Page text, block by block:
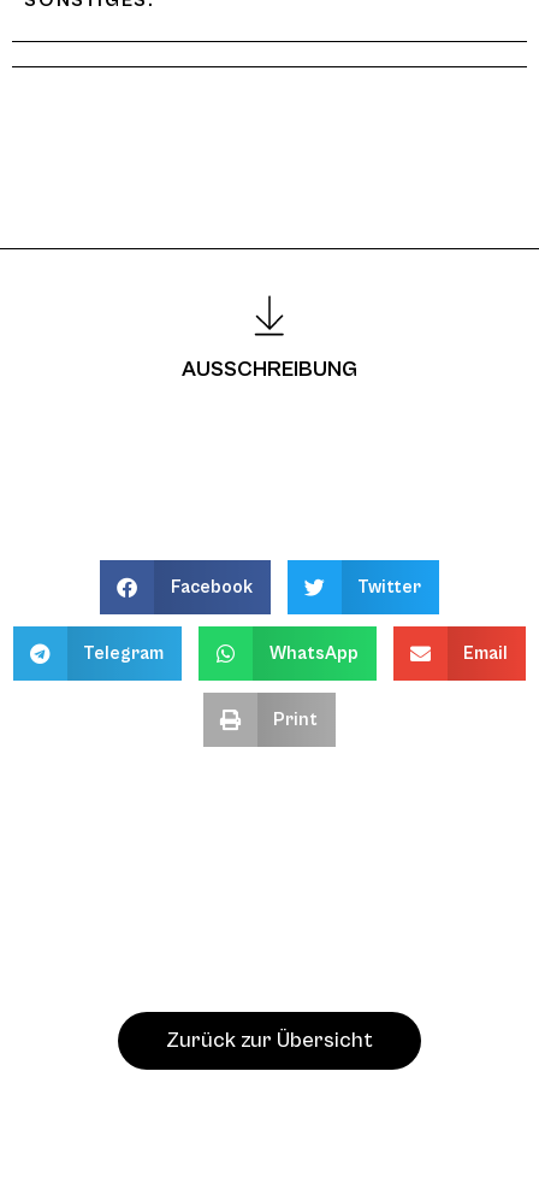
AUSSCHREIBUNG
Facebook Twitter
Telegram WhatsApp Email
Print
Zurück zur Übersicht